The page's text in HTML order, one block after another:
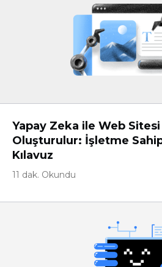
Yapay Zeka ile Web Sitesi
Oluşturulur: İşletme
Kılavuz
11 dak. Okundu